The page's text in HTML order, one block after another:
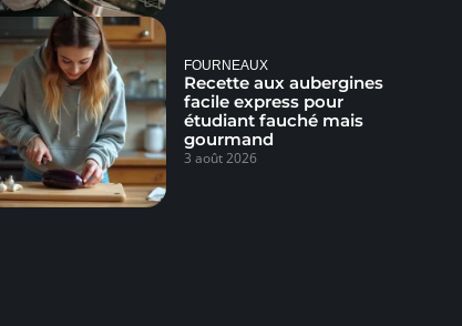
FOURNEAUX
Recette aux aubergines
facile express pour
étudiant fauché mais
gourmand
3 août 2026